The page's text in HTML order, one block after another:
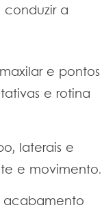
a
e pontos
e rotina
laterais e
e movimento.
acabamento